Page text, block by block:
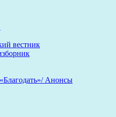
вестник
Анонсы